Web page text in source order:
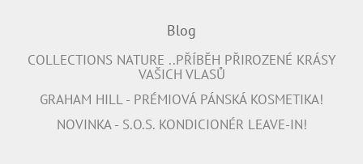
Blog
COLLECTIONS NATURE ..PŘÍBĚH PŘIROZENÉ KRÁSY
VAŠICH VLASŮ
GRAHAM HILL - PRÉMIOVÁ PÁNSKÁ KOSMETIKA!
NOVINKA - S.O.S. KONDICIONÉR LEAVE-IN!